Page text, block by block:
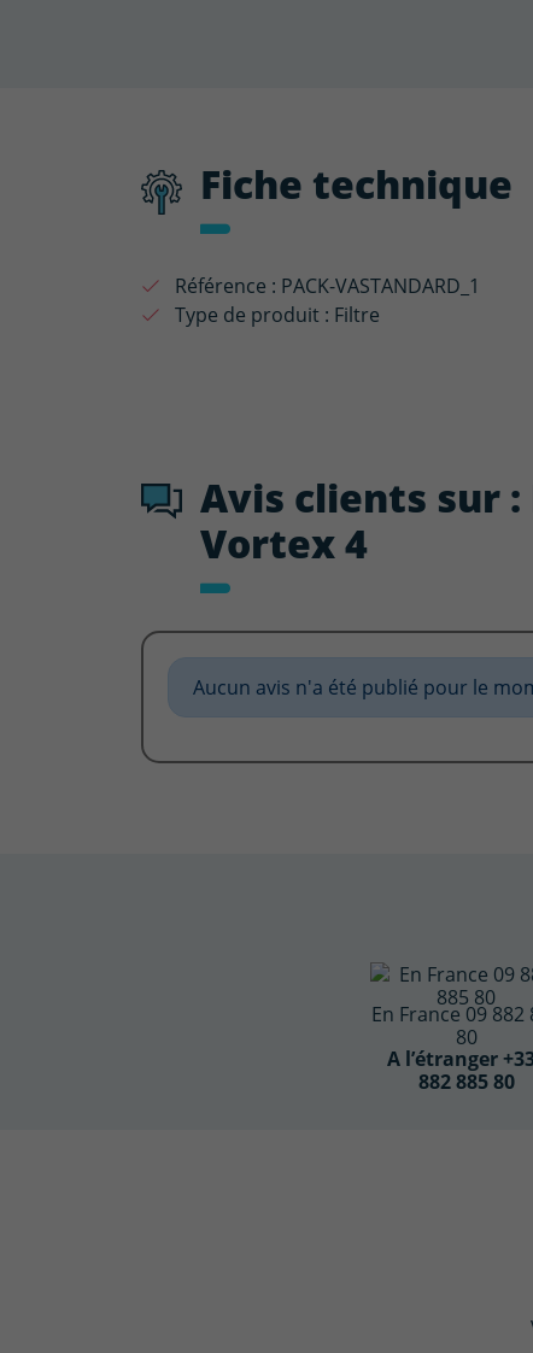
Fiche technique
Référence : PACK-VASTANDARD_1
Type de produit : Filtre
Avis clients sur
Vortex 4
Aucun avis n'a été publié pour le
En France 09 882
80
A l’étranger
882 885 80